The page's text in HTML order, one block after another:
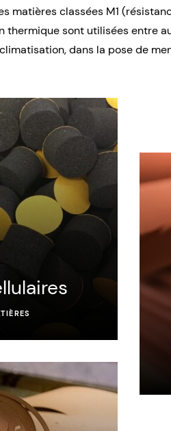
matières classées M1
thermique sont utilisées entre
dans la pose de